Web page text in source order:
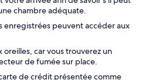
chambre adéquate.
enregistrées peuvent accéder aux
oreilles, car vous trouverez un
de fumée sur place.
de crédit présentée comme